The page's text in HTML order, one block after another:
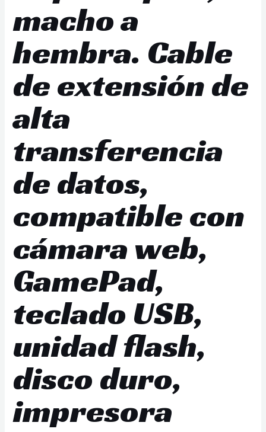
macho a
hembra. Cable
de extensión de
alta
transferencia
de datos,
compatible con
cámara web,
GamePad,
teclado USB,
unidad flash,
disco duro,
impresora